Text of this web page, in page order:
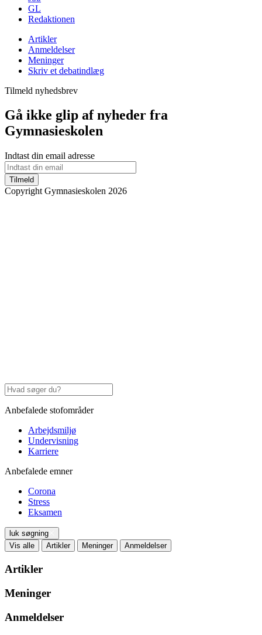
GL
Redaktionen
Artikler
Anmeldelser
Meninger
Skriv et debatindlæg
Tilmeld nyhedsbrev
Gå ikke glip af nyheder fra
Gymnasieskolen
Indtast din email adresse
Tilmeld
Copyright Gymnasieskolen 2026
Anbefalede stofområder
Arbejdsmiljø
Undervisning
Karriere
Anbefalede emner
Corona
Stress
Eksamen
luk søgning
Vis alle
Artikler Meninger Anmeldelser
Artikler
Meninger
Anmeldelser